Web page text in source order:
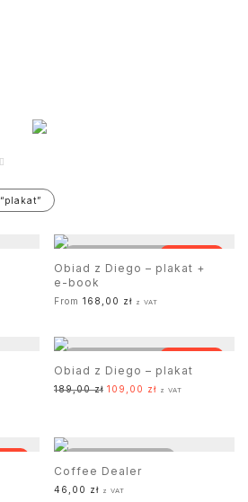
“plakat”
Obiad z Diego – plakat +
e-book
From 168,00 zł z VAT
Obiad z Diego – plakat
189,00zł Pierwotna cena wynosiła:
109,00 złAktualna cena
z VAT
129,00 zł.
cena wynosi: 99,00 zł.
Coffee Dealer
46,00 zł z VAT